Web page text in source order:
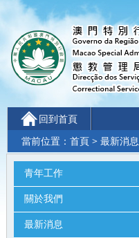
回到首頁
當前位置： 首頁 > 最新消息
青年工作
關於我們
最新消息